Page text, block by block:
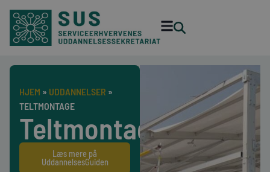
HJEM » UDDANNELSER »
TELTMONTAGE
Teltmontage
Læs mere på
UddannelsesGuiden